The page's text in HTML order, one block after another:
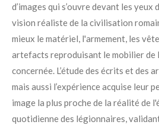
d’images qui s’ouvre devant les yeux
vision réaliste de la civilisation
mieux lematériel, l'armement, les
artefacts reproduisant lemobilier de
concernée. L’étude des écrits et des
mais aussi l’expérience acquise leur
image la plus proche de la réalité de
quotidienne des légionnaires,